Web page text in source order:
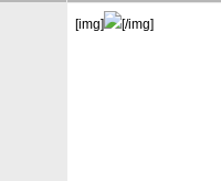
[img] [/img]